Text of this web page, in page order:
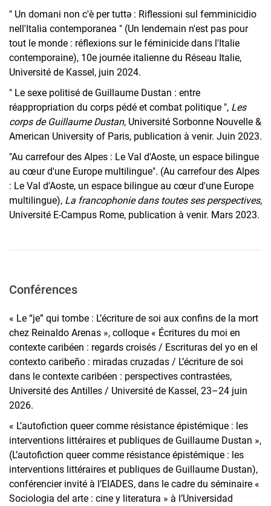
" Un domani non c'è per tuttə : Riflessioni sul femminicidio
nell'Italia contemporanea " (Un lendemain n'est pas pour
tout le monde : réflexions sur le féminicide dans l'Italie
contemporaine), 10e journée italienne du Réseau Italie,
Université de Kassel, juin 2024.
" Le sexe politisé de Guillaume Dustan : entre
réappropriation du corps pédé et combat politique ", Les
corps de Guillaume Dustan, Université Sorbonne Nouvelle &
American University of Paris, publication à venir. Juin 2023.
"Au carrefour des Alpes : Le Val d'Aoste, un espace bilingue
au cœur d'une Europe multilingue". (Au carrefour des Alpes
: Le Val d'Aoste, un espace bilingue au cœur d'une Europe
multilingue), La francophonie dans toutes ses perspectives,
Université E-Campus Rome, publication à venir. Mars 2023.
Conférences
« Le “je” qui tombe : L’écriture de soi aux confins de la mort
chez Reinaldo Arenas », colloque « Écritures du moi en
contexte caribéen : regards croisés / Escrituras del yo en el
contexto caribeño : miradas cruzadas / L’écriture de soi
dans le contexte caribéen : perspectives contrastées,
Université des Antilles / Université de Kassel, 23–24 juin
2026.
« L’autofiction queer comme résistance épistémique : les
interventions littéraires et publiques de Guillaume Dustan »,
(L’autofiction queer comme résistance épistémique : les
interventions littéraires et publiques de Guillaume Dustan),
conférencier invité à l’EIADES, dans le cadre du séminaire «
Sociologia del arte : cine y literatura » à l’Universidad